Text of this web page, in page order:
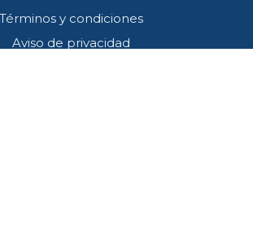
Términos y condiciones
Aviso de privacidad